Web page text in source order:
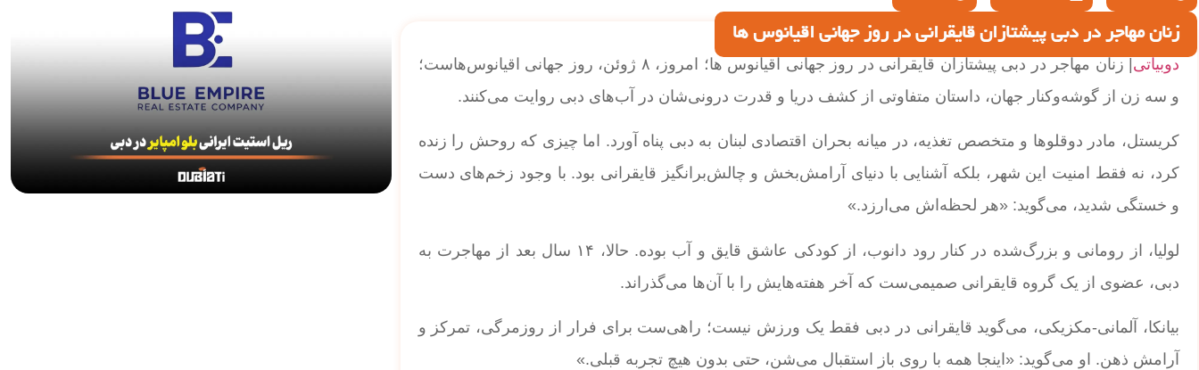
زنان مهاجر در دبی پیشتازان قایقرانی در روز جهانی اقیانوس ها
دوبیاتی
| زنان مهاجر در دبی پیشتازان قایقرانی در روز جهانی اقیانوس ها؛ امروز، ۸ ژوئن، روز جهانی اقیانوس‌هاست؛
و سه زن از گوشه‌وکنار جهان، داستان متفاوتی از کشف دریا و قدرت درونی‌شان در آب‌های دبی روایت می‌کنند.
کریستل، مادر دوقلوها و متخصص تغذیه، در میانه بحران اقتصادی لبنان به دبی پناه آورد. اما چیزی که روحش را زنده
کرد، نه فقط امنیت این شهر، بلکه آشنایی با دنیای آرامش‌بخش و چالش‌برانگیز قایقرانی بود. با وجود زخم‌های دست
و خستگی شدید، می‌گوید: «هر لحظه‌اش می‌ارزد.»
لولیا، از رومانی و بزرگ‌شده در کنار رود دانوب، از کودکی عاشق قایق و آب بوده. حالا، ۱۴ سال بعد از مهاجرت به
دبی، عضوی از یک گروه قایقرانی صمیمی‌ست که آخر هفته‌هایش را با آن‌ها می‌گذراند.
بیانکا، آلمانی-مکزیکی، می‌گوید قایقرانی در دبی فقط یک ورزش نیست؛ راهی‌ست برای فرار از روزمرگی، تمرکز و
آرامش ذهن. او می‌گوید: «اینجا همه با روی باز استقبال می‌شن، حتی بدون هیچ تجربه قبلی.»